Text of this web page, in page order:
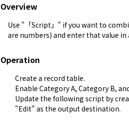
Overview
Use "「Script」" if you want to
are numbers) and enter that value in
Operation
Create a record table.
Enable Category A, Category B,
Update the following script by
"Edit" as the output destination.